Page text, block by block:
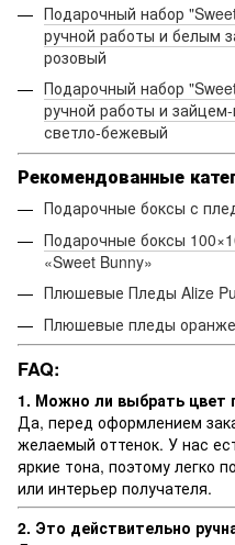
Подарочный набор
ручной работы и белым
розовый
Подарочный набор
ручной работы и
светло-бежевый
Рекомендованные
Подарочные боксы с
Подарочные боксы
«Sweet Bunny»
Плюшевые Пледы Alize
Плюшевые пледы
FAQ:
1. Можно ли выбрать цвет
Да, перед оформлением
желаемый оттенок. У нас
яркие тона, поэтому легко
или интерьер получателя.
2. Это действительно